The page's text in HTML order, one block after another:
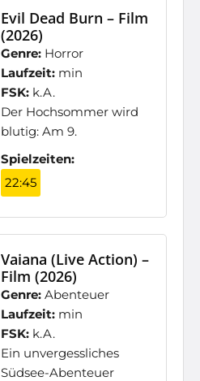
Evil Dead Burn – Film
(2026)
Genre: Horror
Laufzeit: min
FSK: k.A.
Der Hochsommer wird
blutig: Am 9.
Spielzeiten:
22:45
Vaiana (Live Action) –
Film (2026)
Genre: Abenteuer
Laufzeit: min
FSK: k.A.
Ein unvergessliches
Südsee-Abenteuer